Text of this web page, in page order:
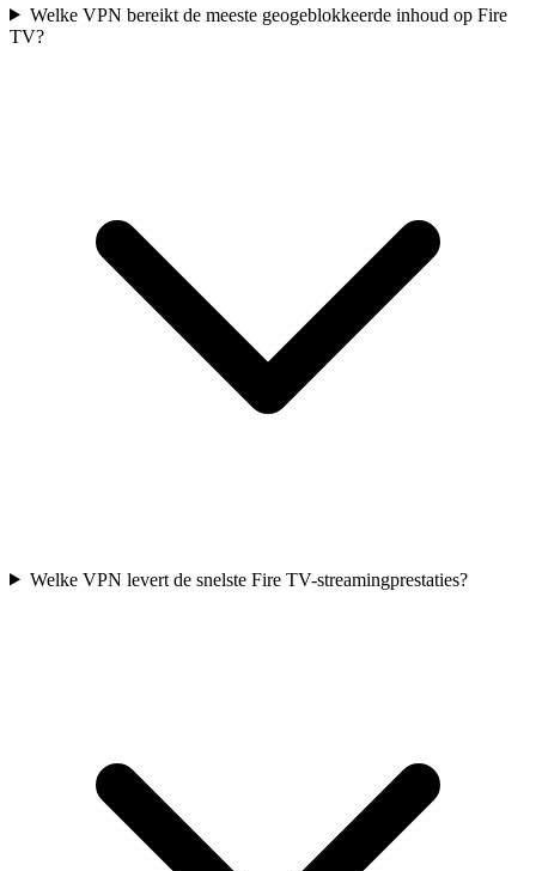
Welke VPN bereikt de meeste geogeblokkeerde inhoud op Fire
TV?
Welke VPN levert de snelste Fire TV-streamingprestaties?